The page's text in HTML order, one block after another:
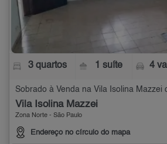
3 quartos 1 suíte 4
Sobrado à Venda na Vila Isolina Mazzei
Vila Isolina Mazzei
Zona Norte - São Paulo
Endereço no círculo do mapa